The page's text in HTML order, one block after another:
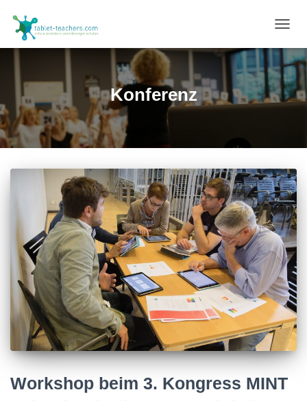
Konferenz
Workshop beim 3. Kongress MINT